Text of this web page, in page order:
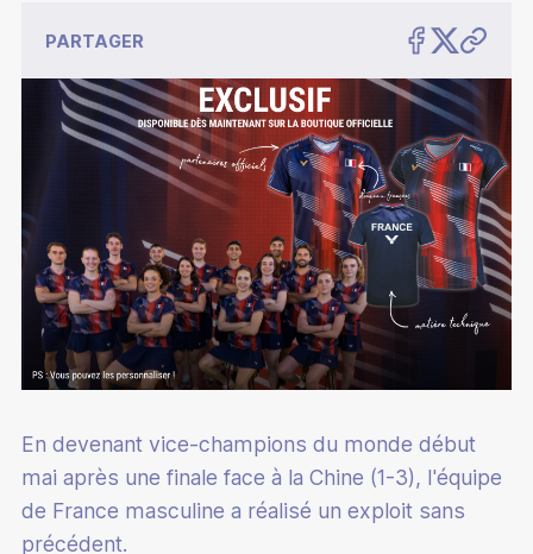
PARTAGER
En devenant vice-champions du monde début
mai après une finale face à la Chine (1-3), l'équipe
de France masculine a réalisé un exploit sans
précédent.